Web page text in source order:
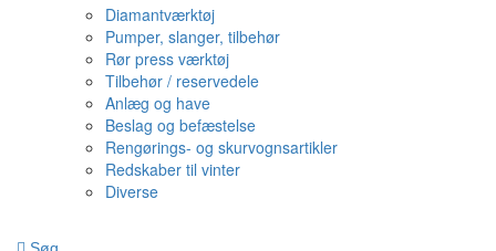
Diamantværktøj
Pumper, slanger, tilbehør
Rør press værktøj
Tilbehør / reservedele
Anlæg og have
Beslag og befæstelse
Rengørings- og skurvognsartikler
Redskaber til vinter
Diverse